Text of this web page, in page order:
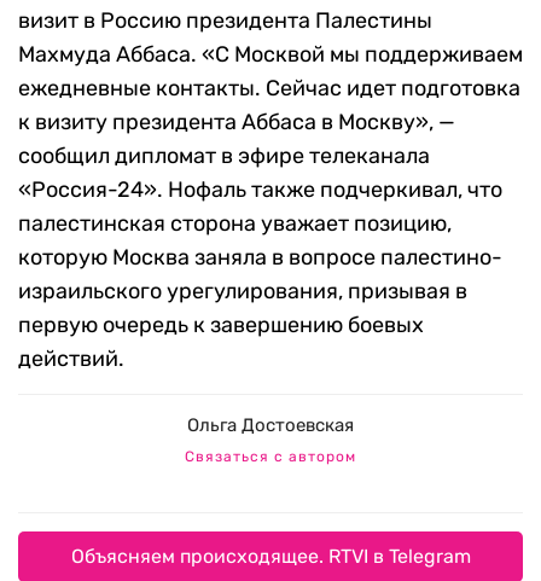
визит в Россию президента Палестины
Махмуда Аббаса. «С Москвой мы поддерживаем
ежедневные контакты. Сейчас идет подготовка
к визиту президента Аббаса в Москву», —
сообщил дипломат в эфире телеканала
«Россия-24». Нофаль также подчеркивал, что
палестинская сторона уважает позицию,
которую Москва заняла в вопросе палестино-
израильского урегулирования, призывая в
первую очередь к завершению боевых
действий.
Ольга Достоевская
Связаться с автором
Объясняем происходящее. RTVI в Telegram